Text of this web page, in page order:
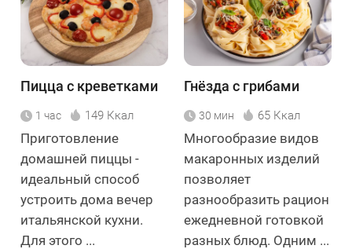
Пицца с креветками
1 час 149 Ккал
Приготовление
домашней пиццы -
идеальный способ
устроить дома вечер
итальянской кухни.
Для этого ...
Гнёзда с грибами
30 мин 65 Ккал
Многообразие видов
макаронных изделий
позволяет
разнообразить рацион
ежедневной готовкой
разных блюд. Одним ...